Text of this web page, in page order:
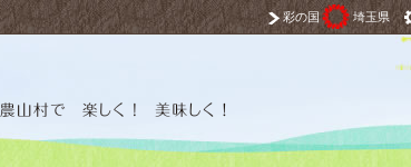
彩の国 埼玉県
！